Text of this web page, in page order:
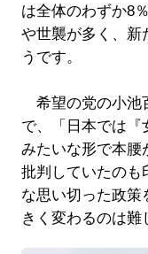
は全体のわずか8
や世襲が多く、新
うです。
希望の党の小池
で、「日本では『
みたいな形で本腰
批判していたのも
な思い切った政策
きく変わるのは難